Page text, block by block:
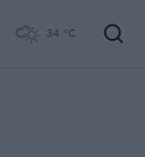
34 °C